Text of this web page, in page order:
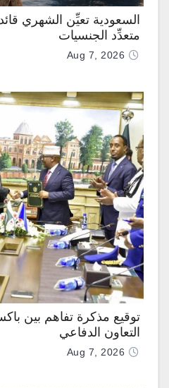
السعودية تعيِّن الشهري
متعدِّد الجنسيات
Aug 7, 2026
توقيع مذكرة تفاهم بين
التعاون الدفاعي
Aug 7, 2026